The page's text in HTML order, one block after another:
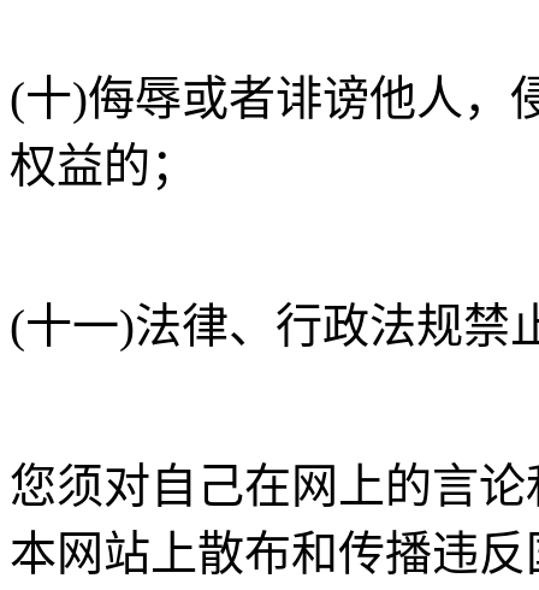
(十)侮辱或者诽谤他人，
权益的；
(十一)法律、行政法规禁
您须对自己在网上的言
本网站上散布和传播违